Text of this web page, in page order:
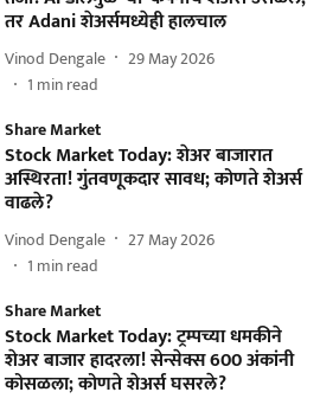
तर Adani शेअर्समध्येही हालचाल
Vinod Dengale
29 May 2026
1 min read
Share Market
Stock Market Today: शेअर बाजारात
अस्थिरता! गुंतवणूकदार सावध; कोणते शेअर्स
वाढले?
Vinod Dengale
27 May 2026
1 min read
Share Market
Stock Market Today: ट्रम्पच्या धमकीने
शेअर बाजार हादरला! सेन्सेक्स 600 अंकांनी
कोसळला; कोणते शेअर्स घसरले?